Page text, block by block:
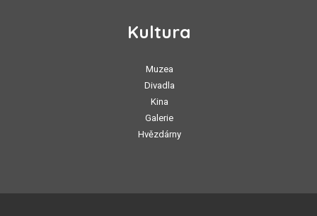
Kultura
Muzea
Divadla
Kina
Galerie
Hvězdárny